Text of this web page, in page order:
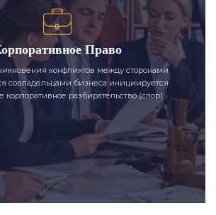
Право
конфликтов между сторонами
совладельцами бизнеса инициируется
корпоративное разбирательство (спор).